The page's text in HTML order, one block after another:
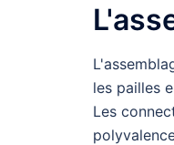
les pailles
Les